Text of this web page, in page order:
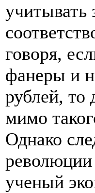
учитывать
говоря,
фанеры и
рублей, то
мимо
Однако
ученый